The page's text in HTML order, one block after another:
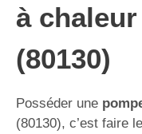
à
(80130)
Posséder une
(80130), c’est faire